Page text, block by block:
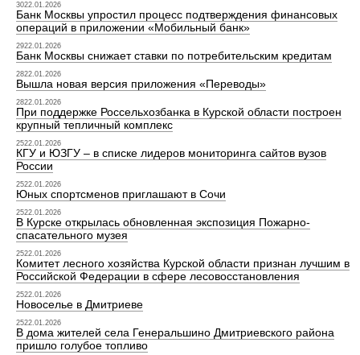
3022.01.2026
Банк Москвы упростил процесс подтверждения финансовых
операций в приложении «Мобильный банк»
2922.01.2026
Банк Москвы снижает ставки по потребительским кредитам
2822.01.2026
Вышла новая версия приложения «Переводы»
2822.01.2026
При поддержке Россельхозбанка в Курской области построен
крупный тепличный комплекс
2522.01.2026
КГУ и ЮЗГУ – в списке лидеров мониторинга сайтов вузов
России
2522.01.2026
Юных спортсменов приглашают в Сочи
2522.01.2026
В Курске открылась обновленная экспозиция Пожарно-
спасательного музея
2522.01.2026
Комитет лесного хозяйства Курской области признан лучшим в
Российской Федерации в сфере лесовосстановления
2522.01.2026
Новоселье в Дмитриеве
2522.01.2026
В дома жителей села Генеральшино Дмитриевского района
пришло голубое топливо